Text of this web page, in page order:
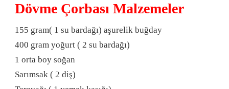
Dövme Çorbası Malzemeler
155 gram( 1 su bardağı) aşurelik buğday
400 gram yoğurt ( 2 su bardağı)
1 orta boy soğan
Sarımsak ( 2 diş)